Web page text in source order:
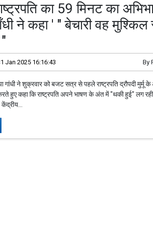
का 59 मिनट का
ने कहा ' " बेचारी वह
Jan 2025 16:16:43 By
गांधी ने शुक्रवार को बजट सत्र से पहले राष्ट्रपति द्रौपदी मुर्मू
हुए कहा कि राष्ट्रपति अपने भाषण के अंत में "थकी हुई" लग